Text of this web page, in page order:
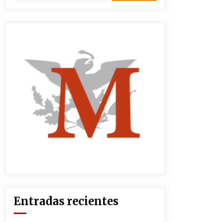
Zar antidrogas de EE.UU.: “vamos
por los políticos mexicanos que
protegen al narco”
2 meses atrás
México libraría posible arancel de
EE.UU. en 85% de sus exportaciones
Entradas recientes